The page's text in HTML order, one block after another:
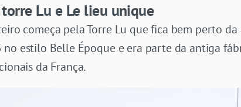
torre Lu e Le lieu unique
começa pela Torre Lu que fica bem perto
no estilo Belle Époque e era parte da antiga
da França.